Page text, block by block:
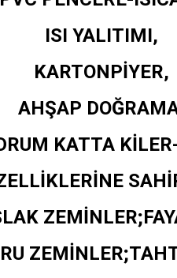
ISI YALITIMI,
KARTONPİYER,
AHŞAP
KATTA